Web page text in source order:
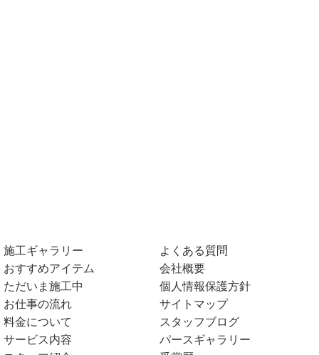
施工ギャラリー
おすすめアイテム
ただいま施工中
お仕事の流れ
料金について
サービス内容
よくある質問
会社概要
個人情報保護方針
サイトマップ
スタッフブログ
パースギャラリー